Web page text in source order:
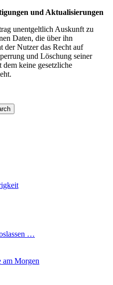
und Aktualisierungen
unentgeltlich Auskunft zu
Daten, die über ihn
der Nutzer das Recht auf
und Löschung seiner
dem keine gesetzliche
…
am Morgen